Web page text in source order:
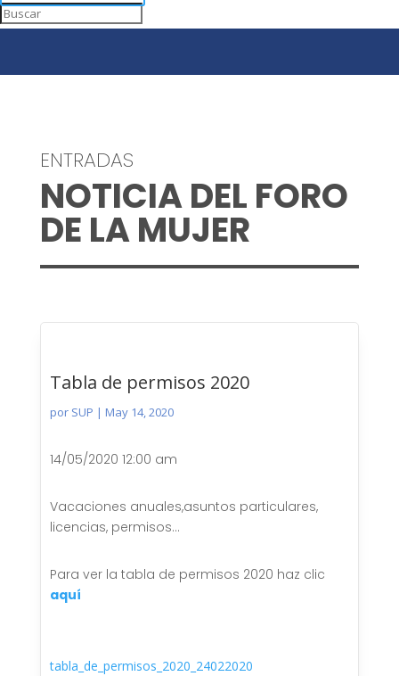
ENTRADAS
NOTICIA DEL FORO
DE LA MUJER
Tabla de permisos 2020
por SUP | May 14, 2020
14/05/2020 12:00 am
Vacaciones anuales,asuntos particulares,
licencias, permisos…
Para ver la tabla de permisos 2020 haz clic
aquí
tabla_de_permisos_2020_24022020